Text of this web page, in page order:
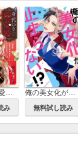
身代わり溺愛婚 旦那様、夜伽は契約違反でございます
み
俺の美女化が止まらない!?
無料試し読み